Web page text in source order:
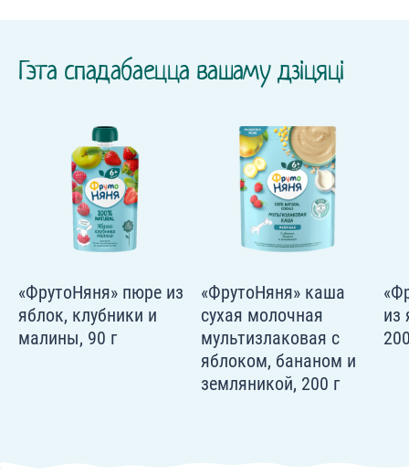
Гэта спадабаецца вашаму дзіцяці
«ФрутоНяня» пюре из
яблок, клубники и
малины, 90 г
«ФрутоНяня» каша
сухая молочная
мультизлаковая с
яблоком, бананом и
земляникой, 200 г
из